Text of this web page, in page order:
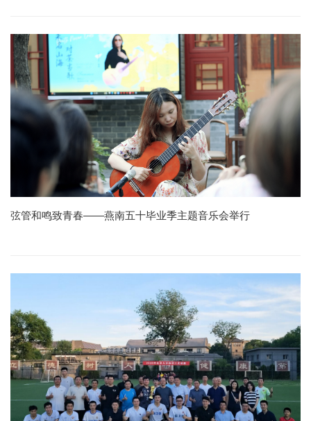
弦管和鸣致青春——燕南五十毕业季主题音乐会举行